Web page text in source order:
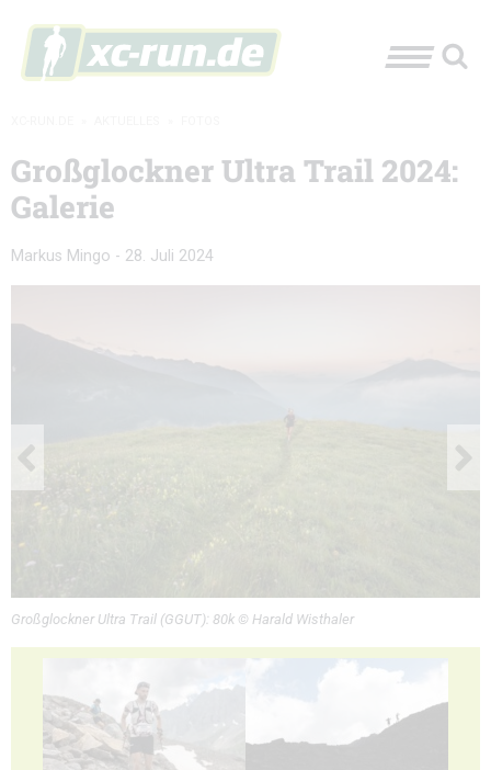
Großglockner Ultra Trail 2024:
Galerie
Markus Mingo - 28. Juli 2024
Großglockner Ultra Trail (GGUT): 80k © Harald Wisthaler